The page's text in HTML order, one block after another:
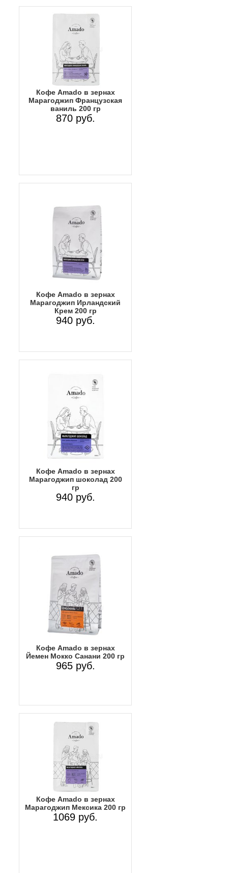
Кофе Amado в зернах
Марагоджип Французская
ваниль 200 гр
870 руб.
Кофе Amado в зернах
Марагоджип Ирландский
Крем 200 гр
940 руб.
Кофе Amado в зернах
Марагоджип шоколад 200
гр
940 руб.
Кофе Amado в зернах
Йемен Мокко Санани 200 гр
965 руб.
Кофе Amado в зернах
Марагоджип Мексика 200 гр
1069 руб.